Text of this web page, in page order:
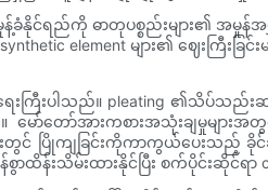
ကို ဓာတုပစ္စည်းများ၏ အမှုန်အမွှာ
element များ၏ ဈေးကြီးခ
ပါသည်။ pleating ၏သိပ်သည်းဆ၊
ော်တော်အားကစားအသုံးချမှုမျာ
င် ပြိုကျခြင်းကိုကာကွယ်ပေးသည့် ခိုင်
န်းသိမ်းထားနိုင်ပြီး စက်ပိုင်းဆိုင်ရ